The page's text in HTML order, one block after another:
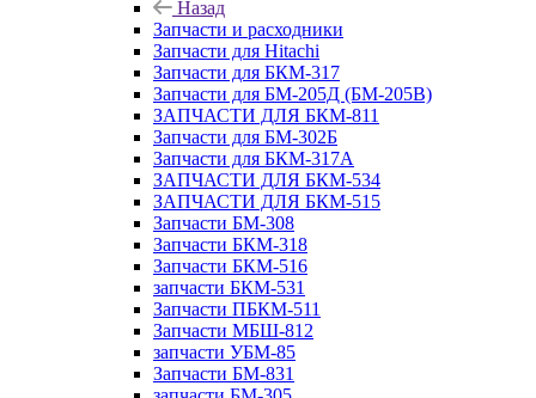
Назад
Запчасти и расходники
Запчасти для Hitachi
Запчасти для БКМ-317
Запчасти для БМ-205Д (БМ-205В)
ЗАПЧАСТИ ДЛЯ БКМ-811
Запчасти для БМ-302Б
Запчасти для БКМ-317А
ЗАПЧАСТИ ДЛЯ БКМ-534
ЗАПЧАСТИ ДЛЯ БКМ-515
Запчасти БМ-308
Запчасти БКМ-318
Запчасти БКМ-516
запчасти БКМ-531
Запчасти ПБКМ-511
Запчасти МБШ-812
запчасти УБМ-85
Запчасти БМ-831